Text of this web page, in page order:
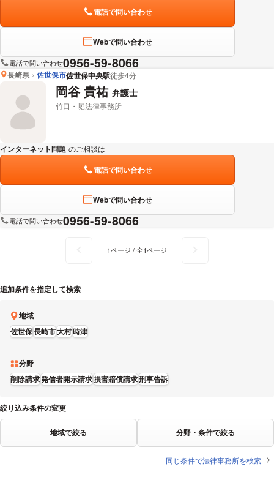
電話で問い合わせ
Webで問い合わせ
電話で問い合わせ0956-59-8066
長崎県 佐世保市佐世保中央駅徒歩4分
岡谷 貴祐 弁護士
竹口・堀法律事務所
インターネット問題 のご相談は
電話で問い合わせ
Webで問い合わせ
電話で問い合わせ0956-59-8066
1ページ / 全1ページ
追加条件を指定して検索
地域
佐世保長崎市大村時津
分野
削除請求発信者開示請求損害賠償請求刑事告訴
絞り込み条件の変更
地域で絞る 分野・条件で絞る
同じ条件で法律事務所を検索